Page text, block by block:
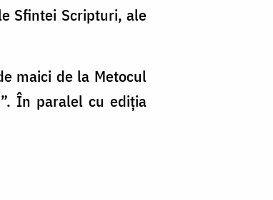
Sfintei Scripturi, ale
maici de la Metocul
În paralel cu ediţia